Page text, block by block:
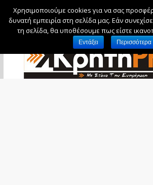
Σάββατο, 8 Αυγούστου,
Χρησιμοποιούμε cookies για να σας
δυνατή εμπειρία στη σελίδα μας. Εάν
τη σελίδα, θα υποθέσουμε πως είστε
Εντάξει Περισσότερα